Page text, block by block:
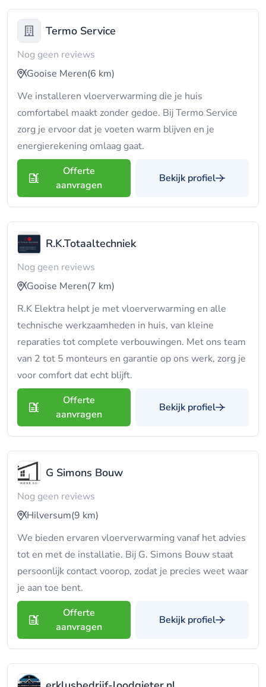
Termo Service
Nog geen reviews
Gooise Meren(6 km)
We installeren vloerverwarming die je huis
comfortabel maakt zonder gedoe. Bij Termo Service
zorg je ervoor dat je voeten warm blijven en je
energierekening omlaag gaat.
Offerte
aanvragen
Bekijk profiel
R.K.Totaaltechniek
Nog geen reviews
Gooise Meren(7 km)
R.K Elektra helpt je met vloerverwarming en alle
technische werkzaamheden in huis, van kleine
reparaties tot complete verbouwingen. Met ons team
van 2 tot 5 monteurs en garantie op ons werk, zorg je
voor comfort dat echt blijft.
Offerte
aanvragen
Bekijk profiel
G Simons Bouw
Nog geen reviews
Hilversum(9 km)
We bieden ervaren vloerverwarming vanaf het advies
tot en met de installatie. Bij G. Simons Bouw staat
persoonlijk contact voorop, zodat je precies weet waar
je aan toe bent.
Offerte
aanvragen
Bekijk profiel